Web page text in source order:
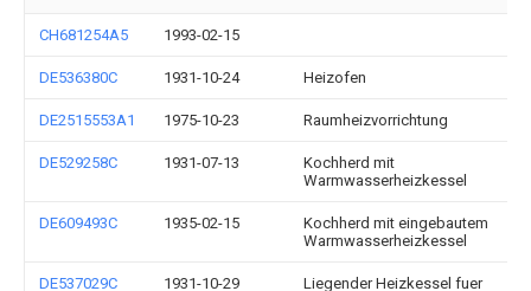
CH681254A5 1993-02-15
DE536380C 1931-10-24 Heizofen
DE2515553A1 1975-10-23 Raumheizvorrichtung
DE529258C 1931-07-13
Kochherd mit
Warmwasserheizkessel
DE609493C 1935-02-15
Kochherd mit eingebautem
Warmwasserheizkessel
DE537029C 1931-10-29
Liegender Heizkessel fuer